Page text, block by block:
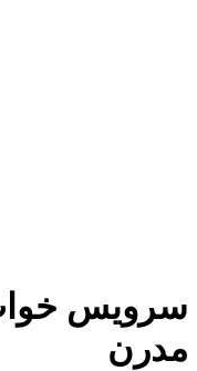
سرویس
مدرن